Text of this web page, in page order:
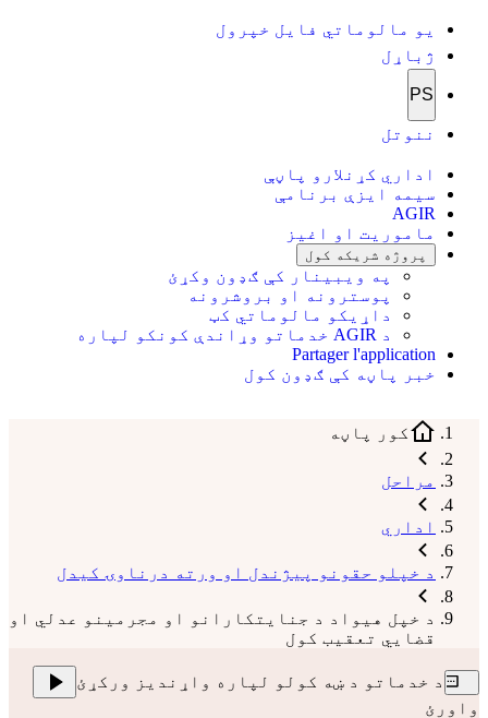
یو مالوماتي فایل خپرول
ژباړل
PS
ننوتل
اداري کړنلارو پاڼې
سیمه ایزې برنامې
AGIR
ماموریت او اغیز
پروژه شریکه کول
په ویبینار کې ګډون وکړئ
پوسترونه او بروشرونه
داړیکو مالوماتي کټ
د AGIR خدماتو وړاندې کونکو لپاره
Partager l'application
خبر پاڼه کې ګډون کول
کور پاڼه
مراحل
اداري
د خپلو حقونو پیژندل او ورته درناوۍ کیدل
د خپل هیواد د جنایتکارانو او مجرمینو عدلي او
قضايي تعقیب کول
د خدماتو د ښه کولو لپاره واړندیز ورکړئ
واورئ